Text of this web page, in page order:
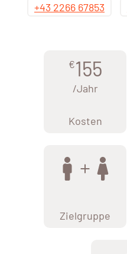
+43 2266 67853
€155
/Jahr
Kosten
Zielgruppe